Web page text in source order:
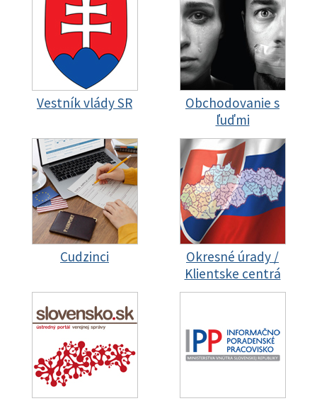
Vestník vlády SR
Obchodovanie s
ľuďmi
Cudzinci
Okresné úrady /
Klientske centrá